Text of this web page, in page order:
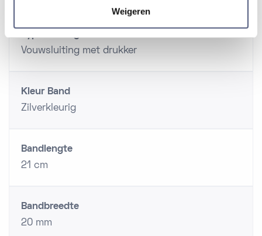
Weigeren
Vouwsluiting met drukker
Kleur Band
Zilverkleurig
Bandlengte
21 cm
Bandbreedte
20 mm